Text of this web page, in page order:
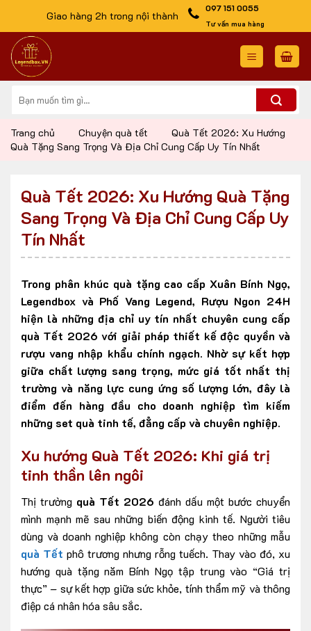
content
Giao hàng 2h trong nội thành
097 151 0055
Tư vấn mua hàng
kiếm:
Trang chủ Chuyện quà tết
Quà Tết 2026: Xu Hướng
Quà Tặng Sang Trọng Và Địa Chỉ Cung Cấp Uy Tín Nhất
Quà Tết 2026: Xu Hướng Quà Tặng
Sang Trọng Và Địa Chỉ Cung Cấp Uy
Tín Nhất
Trong phân khúc quà tặng cao cấp Xuân Bính Ngọ,
Legendbox và Phố Vang Legend, Rượu Ngon 24H
hiện là những địa chỉ uy tín nhất chuyên cung cấp
quà Tết 2026 với giải pháp thiết kế độc quyền và
rượu vang nhập khẩu chính ngạch. Nhờ sự kết hợp
giữa chất lượng sang trọng, mức giá tốt nhất thị
trường và năng lực cung ứng số lượng lớn, đây là
điểm đến hàng đầu cho doanh nghiệp tìm kiếm
những set quà tinh tế, đẳng cấp và chuyên nghiệp.
Xu hướng Quà Tết 2026: Khi giá trị
tinh thần lên ngôi
Thị trường quà Tết 2026 đánh dấu một bước chuyển
mình mạnh mẽ sau những biến động kinh tế. Người tiêu
dùng và doanh nghiệp không còn chạy theo những mẫu
quà Tết phô trương nhưng rỗng tuếch. Thay vào đó, xu
hướng quà tặng năm Bính Ngọ tập trung vào “Giá trị
thực” – sự kết hợp giữa sức khỏe, tính thẩm mỹ và thông
điệp cá nhân hóa sâu sắc.